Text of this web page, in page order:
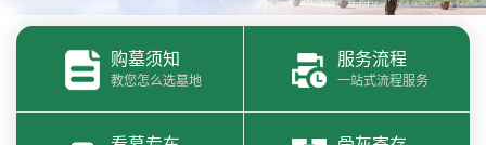
购墓须知
教您怎么选墓地
服务流程
一站式流程服务